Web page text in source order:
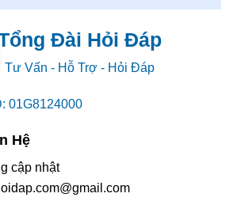
Đài Hỏi Đáp
Tư Vấn - Hỗ Trợ - Hỏi Đáp
01G8124000
Hệ
cập nhật